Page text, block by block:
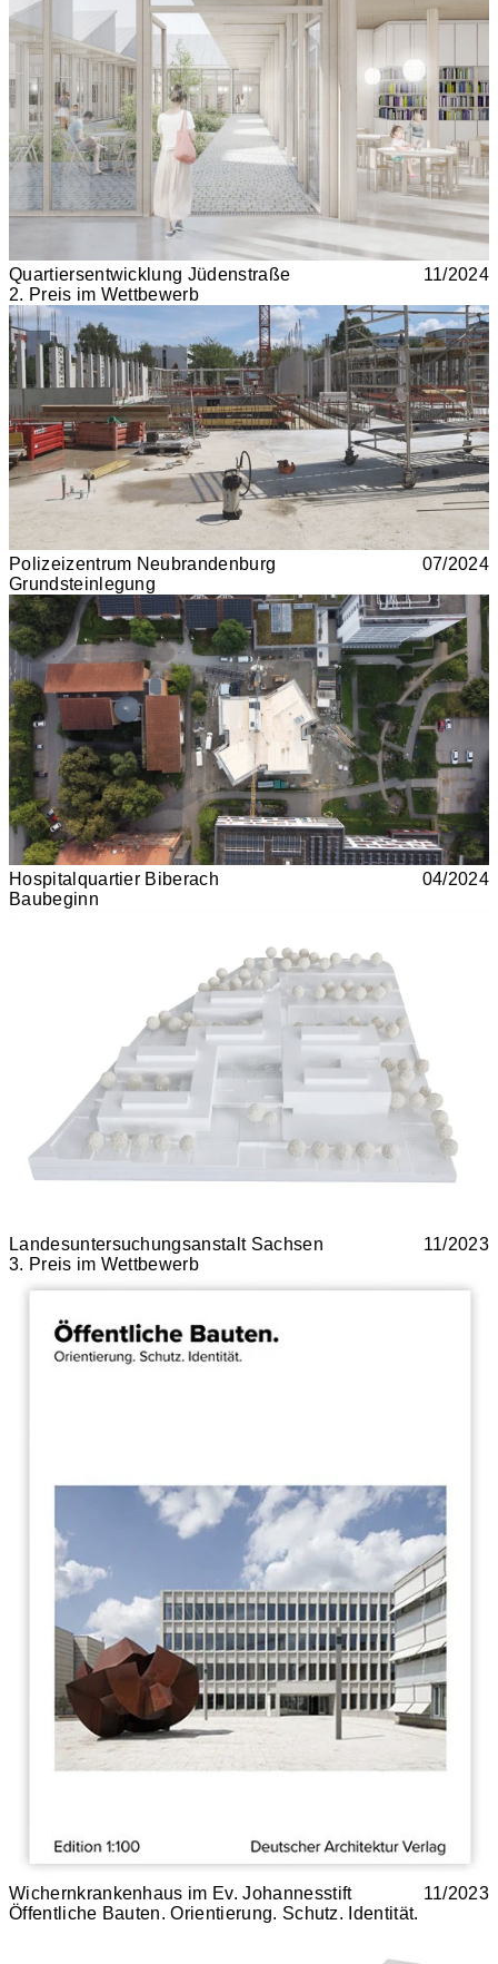
Quartiersentwicklung Jüdenstraße
2. Preis im Wettbewerb
11/2024
Polizeizentrum Neubrandenburg
Grundsteinlegung
07/2024
Hospitalquartier Biberach
Baubeginn
04/2024
Landesuntersuchungsanstalt Sachsen
3. Preis im Wettbewerb
11/2023
Wichernkrankenhaus im Ev. Johannesstift
Öffentliche Bauten. Orientierung. Schutz. Identität.
11/2023